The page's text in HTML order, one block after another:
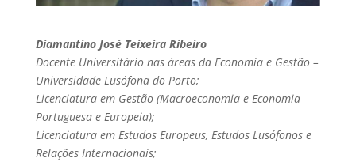
Diamantino José Teixeira Ribeiro
Docente Universitário nas áreas da Economia e Gestão –
Universidade Lusófona do Porto;
Licenciatura em Gestão (Macroeconomia e Economia
Portuguesa e Europeia);
Licenciatura em Estudos Europeus, Estudos Lusófonos e
Relações Internacionais;